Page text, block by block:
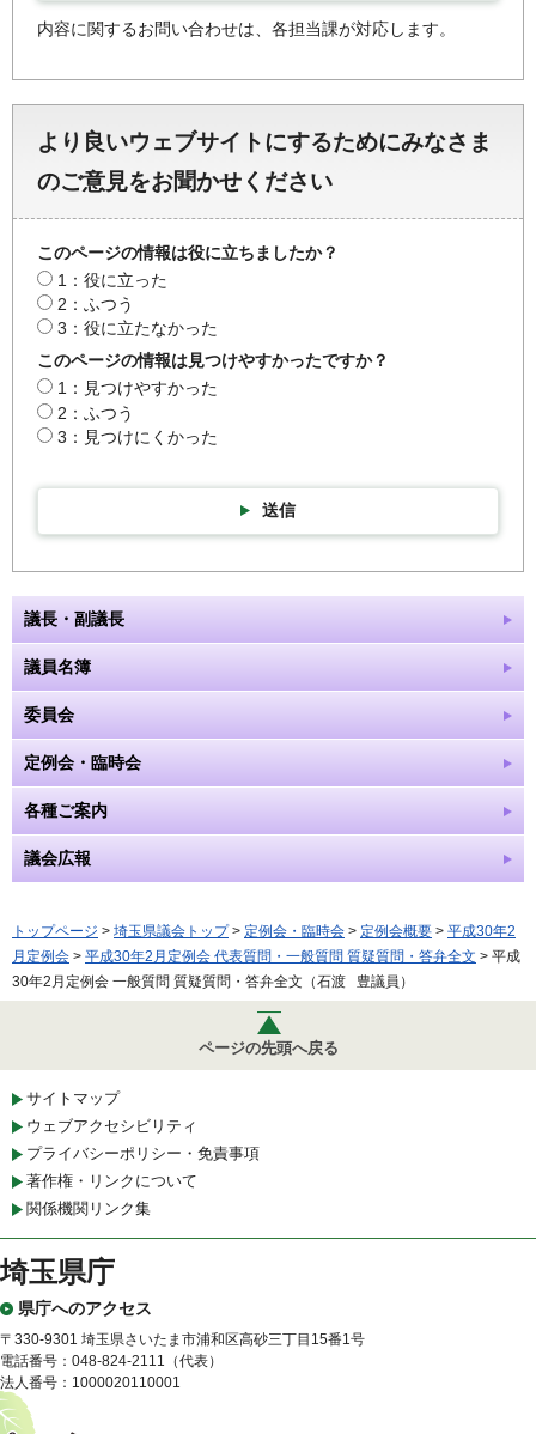
内容に関するお問い合わせは、各担当課が対応します。
より良いウェブサイトにするためにみなさま
のご意見をお聞かせください
このページの情報は役に立ちましたか？
1：役に立った
2：ふつう
3：役に立たなかった
このページの情報は見つけやすかったですか？
1：見つけやすかった
2：ふつう
3：見つけにくかった
送信
議長・副議長
議員名簿
委員会
定例会・臨時会
各種ご案内
議会広報
トップページ > 埼玉県議会トップ> 定例会・臨時会 > 定例会概要 > 平成30年2
月定例会 > 平成30年2月定例会 代表質問・一般質問 質疑質問・答弁全文 > 平成
30年2月定例会 一般質問 質疑質問・答弁全文（石渡 豊議員）
ページの先頭へ戻る
サイトマップ
ウェブアクセシビリティ
プライバシーポリシー・免責事項
著作権・リンクについて
関係機関リンク集
埼玉県庁
県庁へのアクセス
〒330-9301 埼玉県さいたま市浦和区高砂三丁目15番1号
電話番号：048-824-2111（代表）
法人番号：1000020110001